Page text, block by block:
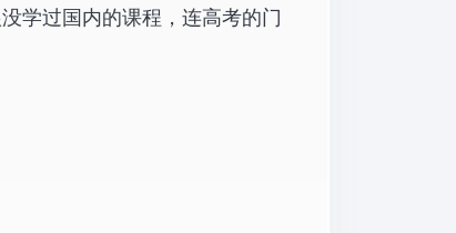
学过国内的课程，连高考的门